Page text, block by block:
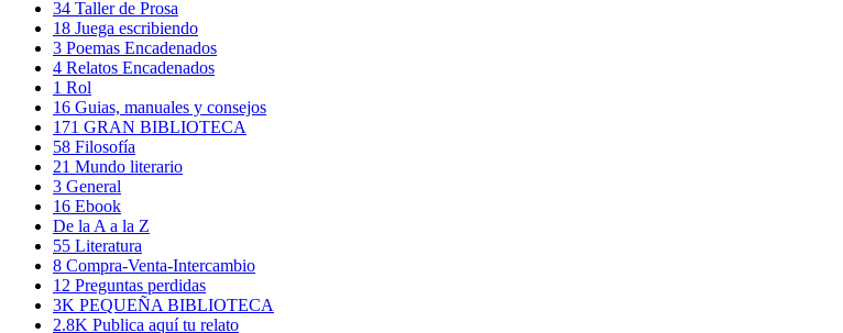
34 Taller de Prosa
18 Juega escribiendo
3 Poemas Encadenados
4 Relatos Encadenados
1 Rol
16 Guias, manuales y consejos
171 GRAN BIBLIOTECA
58 Filosofía
21 Mundo literario
3 General
16 Ebook
De la A a la Z
55 Literatura
8 Compra-Venta-Intercambio
12 Preguntas perdidas
3K PEQUEÑA BIBLIOTECA
2.8K Publica aquí tu relato